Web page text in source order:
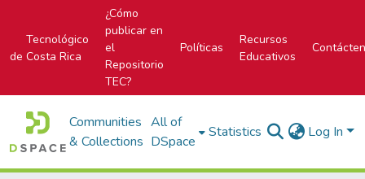
Tecnológico
de Costa Rica
¿Cómo
publicar en
el
Repositorio
TEC?
Políticas
Recursos
Educativos
Communities
& Collections
All of
DSpace
Statistics Log In